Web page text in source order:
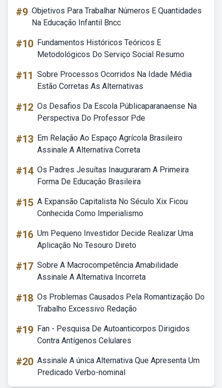
#9 Objetivos Para Trabalhar Números E Quantidades
Na Educação Infantil Bncc
#10 Fundamentos Históricos Teóricos E
Metodológicos Do Serviço Social Resumo
#11 Sobre Processos Ocorridos Na Idade Média
Estão Corretas As Alternativas
#12 Os Desafios Da Escola Públicaparanaense Na
Perspectiva Do Professor Pde
#13 Em Relação Ao Espaço Agrícola Brasileiro
Assinale A Alternativa Correta
#14 Os Padres Jesuítas Inauguraram A Primeira
Forma De Educação Brasileira
#15 A Expansão Capitalista No Século Xix Ficou
Conhecida Como Imperialismo
#16 Um Pequeno Investidor Decide Realizar Uma
Aplicação No Tesouro Direto
#17 Sobre A Macrocompetência Amabilidade
Assinale A Alternativa Incorreta
#18 Os Problemas Causados Pela Romantização Do
Trabalho Excessivo Redação
#19 Fan - Pesquisa De Autoanticorpos Dirigidos
Contra Antígenos Celulares
#20 Assinale A única Alternativa Que Apresenta Um
Predicado Verbo-nominal